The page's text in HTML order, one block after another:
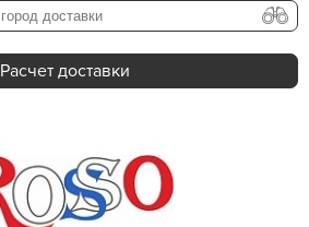
Расчет доставки